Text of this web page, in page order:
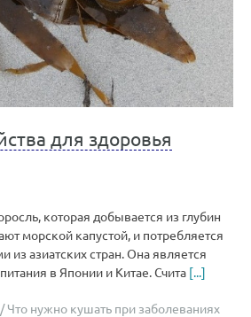
для здоровья
которая добывается из глубин
морской капустой, и потребляется
из азиатских стран. Она является
в Японии и Китае. Счита [...]
/Что нужно кушать при заболеваниях